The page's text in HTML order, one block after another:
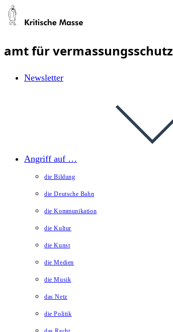
Zum
springen
amt für vermassungsschutz
Newsletter
Angriff auf …
die Bildung
die Deutsche Bahn
die Kommunikation
die Kultur
die Kunst
die Medien
die Musik
das Netz
die Politik